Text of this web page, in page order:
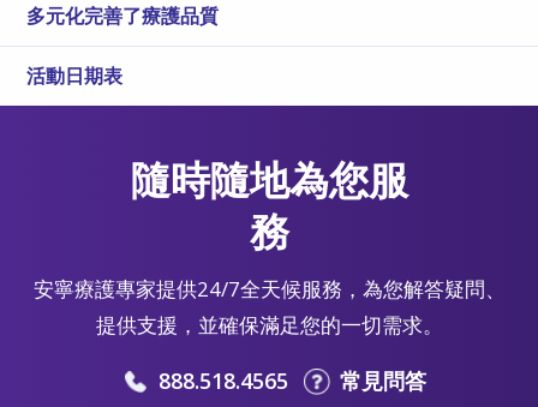
多元化完善了療護品質
活動日期表
隨時隨地為您服
務
安寧療護專家提供24/7全天候服務，為您解答疑問、
提供支援，並確保滿足您的一切需求。
888.518.4565 常見問答